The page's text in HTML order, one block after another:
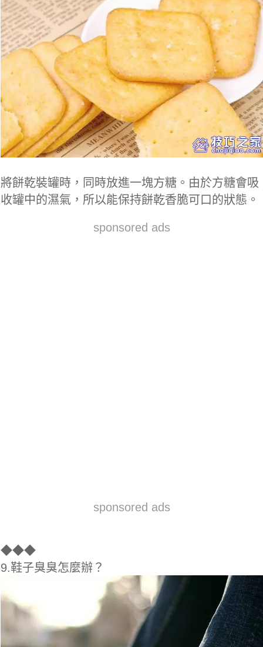
將餅乾裝罐時，同時放進一塊方糖。由於方糖會吸
收罐中的濕氣，所以能保持餅乾香脆可口的狀態。
sponsored ads
sponsored ads
◆◆◆
9.鞋子臭臭怎麼辦？